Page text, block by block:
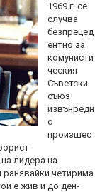
1969 г. се
случва
безпрецед
ентно за
комунисти
ческия
Съветски
съюз
извънредн
о
произшес
лидера на
четирима
е жив и до ден-